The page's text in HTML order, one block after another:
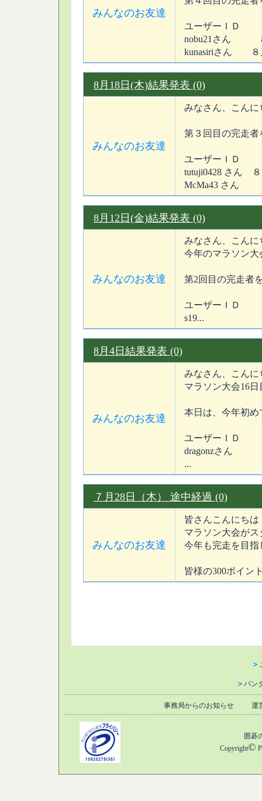
みんなのお友達
ユーザーＩＤ
nobu21さん
kunasiriさん ８
8月18日(木)結果発表 (0)
みんなのお友達
みなさん、こんに
第３回目の完走
ユーザーＩＤ
tutuji0428 さん ８
McMa43 さん
8月12日(金)結果発表 (0)
みんなのお友達
みなさん、こんに
今年のマラソン
第2回目の完走者
ユーザーＩ
s19...
8月4日結果発表 (0)
みんなのお友達
みなさん、こんに
マラソン大会16日
本日は、今年初
ユーザーＩ
dragonzさん
...
７月28日（木） 途中経過 (0)
みんなのお友達
皆さんこんにちは
マラソン大会が
今年も完走を目
皆様の300ポイン
＞
＞ パン
事務局からのお知らせ 運
囲碁
Copyright©